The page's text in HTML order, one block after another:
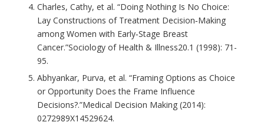
Charles, Cathy, et al. “Doing Nothing Is No Choice:
Lay Constructions of Treatment Decision‐Making
among Women with Early‐Stage Breast
Cancer.”Sociology of Health & Illness20.1 (1998): 71-
95.
Abhyankar, Purva, et al. “Framing Options as Choice
or Opportunity Does the Frame Influence
Decisions?.”Medical Decision Making (2014):
0272989X14529624.